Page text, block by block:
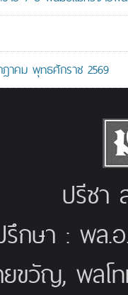
ฎาคม พุทธศักราช 2569
ปรีชา
กษา : พล.
ยขวัญ, พล